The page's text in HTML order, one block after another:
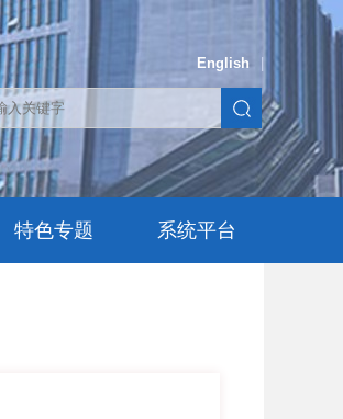
English
特色专题 系统平台